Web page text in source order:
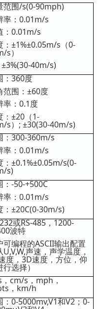
范围/s(0-90mph)
率：0.01m/s
：0.01m/s
：±1%±0.05m/s（0-
s）
40m/s)
：360度
范围：±60度
率：0.1度
：±20（1-
s）; ±30(30-40m/s)
：300-360m/s
率：0.01m/s
：±0.1%±0.05m/s(0-
s)
：-50-+500C
率：0.01m/s
：±20C(0-30m/s)
或RS-485，1200-
波特
可编程的ASCII输出配置
U,V,W,声速，声学温度，
度，3D速度，方位，仰
选择）
cm/s，mph，
，km/h
：0-5000mv,V1和V2；0-